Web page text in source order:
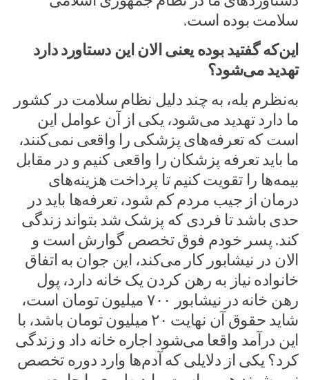
سلامت بوده است.
این‌که گفتید بوده یعنی الان این دستاورد دارد
تهدید می‌شود؟
به‌نظرم بله، به چند دلیل نظام سلامت در کشور
ما دارد تهدید می‌شود، یکی از آن عوامل این
است که تعرفه‌های پزشکی را واقعی نمی‌کنند،
ما باید تعرفه پزشکان را واقعی کنیم و در مقابل
بیمه‌ها را تقویت کنیم تا پرداخت هزینه‌های
درمان از جیب مردم کم شود، تعرفه‌ها باید در
حدی باشد تا فردی که پزشک شد بتواند زندگی
کند. پسر خودم فوق تخصص گوارش است و
الان در نیشابور کار می‌کند، این جوان به اتفاق
خانواده نیاز به رهن کردن یک خانه دارد، پول
رهن خانه در نیشابور ۷۰۰ میلیون تومان است،
شاید حقوق آن نهایت ۲۰ میلیون تومان باشد، با
این درآمد واقعا می‌شود اجاره خانه داد و زندگی
کرد؟ یکی از دلایلی که آدم‌ها وارد دوره تخصص